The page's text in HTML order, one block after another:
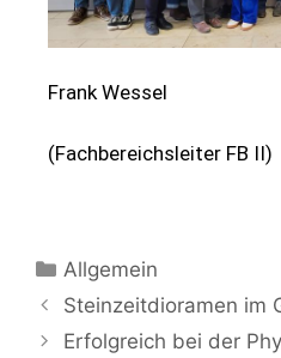
Frank Wessel
(Fachbereichsleiter FB II)
Allgemein
Steinzeitdioramen im
Erfolgreich bei der